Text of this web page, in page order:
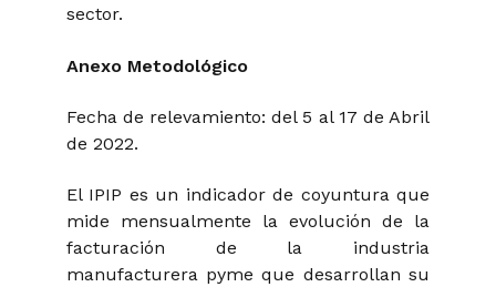
sector.
Anexo Metodológico
Fecha de relevamiento: del 5 al 17 de Abril
de 2022.
El IPIP es un indicador de coyuntura que
mide mensualmente la evolución de la
facturación de la industria
manufacturera pyme que desarrollan su